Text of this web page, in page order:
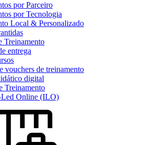
por Parceiro
por Tecnologia
Local & Personalizado
Treinamento
entrega
vouchers de treinamento
digital
Treinamento
Led Online (ILO)